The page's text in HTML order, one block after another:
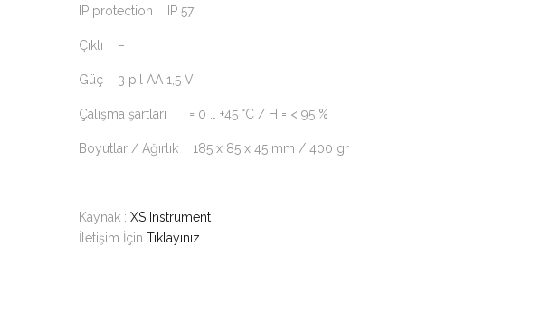
IP protection IP 57
Çıktı –
Güç 3 pil AA 1,5 V
Çalışma şartları T= 0 … +45 °C / H = < 95 %
Boyutlar / Ağırlık 185 x 85 x 45 mm / 400 gr
Kaynak : XS Instrument
İletişim İçin Tıklayınız